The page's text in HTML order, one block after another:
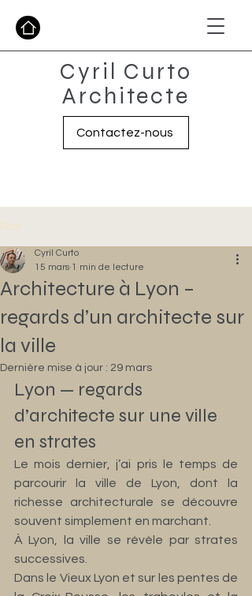
Cyril Curto
Architecte
Contactez-nous
Post
Architecture à Lyon –
regards d’un architecte sur
la ville
Cyril Curto
15 mars 1 min de lecture
Dernière mise à jour : 29 mars
Lyon — regards
d’architecte sur une ville
en strates
Le mois dernier, j’ai pris le temps de
parcourir la ville de Lyon, dont la
richesse architecturale se découvre
souvent simplement en marchant.
À Lyon, la ville se révèle par strates
successives.
Dans le Vieux Lyon et sur les pentes de